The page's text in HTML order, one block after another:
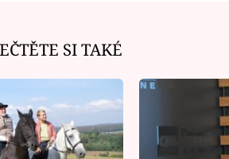
SI TAKÉ